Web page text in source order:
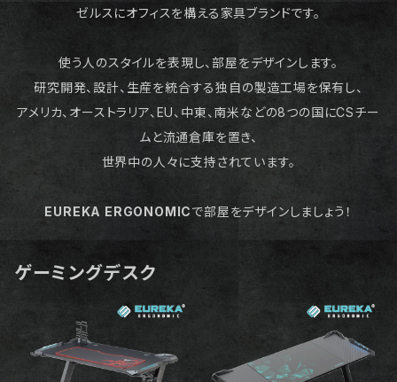
ゼルスにオフィスを構える家具ブランドです。
使う人のスタイルを表現し、部屋をデザインします。
研究開発、設計、生産を統合する独自の製造工場を保有し、
アメリカ、オーストラリア、EU、中東、南米などの8つの国にCSチー
ムと流通倉庫を置き、
世界中の人々に支持されています。
EUREKA ERGONOMICで部屋をデザインしましょう！
ゲーミングデスク